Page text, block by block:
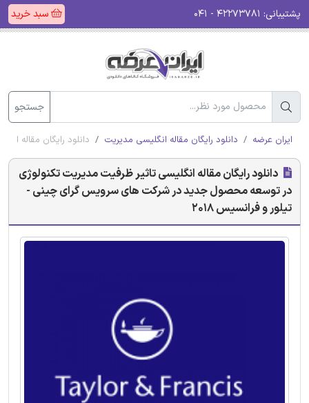
پشتیبانی: سبد خرید
جستجو
ایران عرضه دانلود رایگان مقاله انگلیسی مدیریت دانلود رایگان مقاله
دانلود رایگان مقاله انگلیسی تاثیر ظرفیت مدیریت تکنولوژی
در توسعه محصول جدید در شرکت های سرویس گرای چینی -
تیلور و فرانسیس 2018